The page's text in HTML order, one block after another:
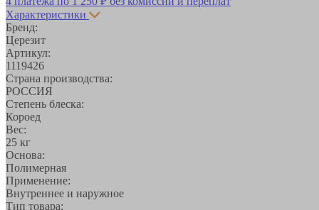
Характеристики
Бренд:
Церезит
Артикул:
1119426
Страна производства:
РОССИЯ
Степень блеска:
Короед
Вес:
25 кг
Основа:
Полимерная
Применение:
Внутреннее и наружное
Тип товара: